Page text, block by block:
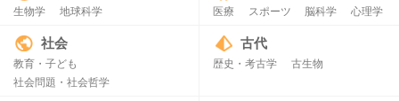
生物学 地球科学 医療 スポーツ 脳科学 心理学
社会
教育・子ども
社会問題・社会哲学
古代
歴史・考古学 古生物